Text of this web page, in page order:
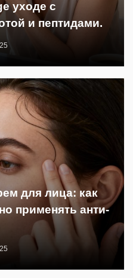
уходе с
и пептидами.
для лица: как
применять анти-